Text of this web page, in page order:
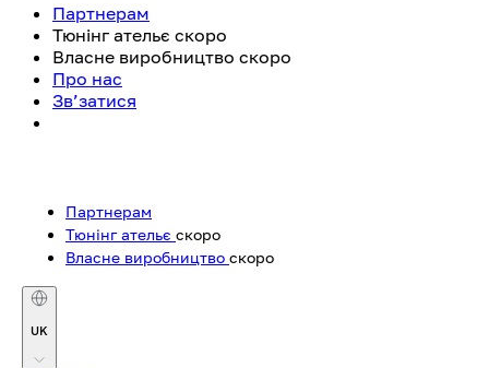
Партнерам
Тюнінг ательє скоро
Власне виробництво скоро
Про нас
Зв’затися
Партнерам
Тюнінг ательє скоро
Власне виробництво скоро
UK